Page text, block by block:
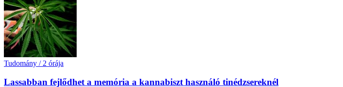
Tudomány / 2 órája
Lassabban fejlődhet a memória a kannabiszt használó tinédzsereknél